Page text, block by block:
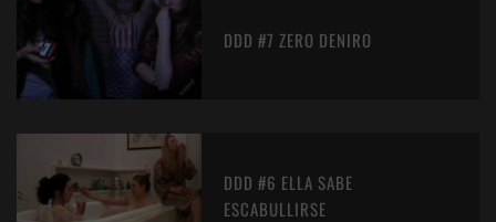
DDD #7 ZERO DENIRO
DDD #6 ELLA SABE
ESCABULLIRSE